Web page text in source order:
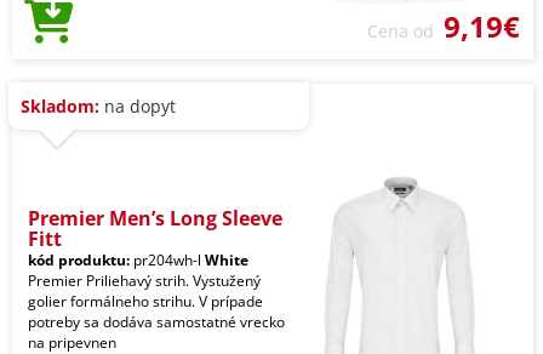
Cena od 9,19€
Skladom: na dopyt
Premier Men’s Long Sleeve
Fitt
kód produktu: pr204wh-l White
Premier Priliehavý strih. Vystužený
golier formálneho strihu. V prípade
potreby sa dodáva samostatné vrecko
na pripevnen